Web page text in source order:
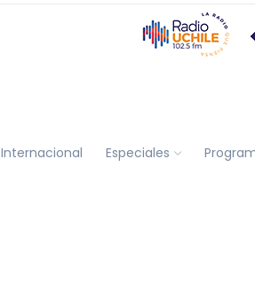
Internacional Especiales